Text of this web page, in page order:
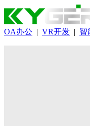
OA办公 | VR开发 | 智